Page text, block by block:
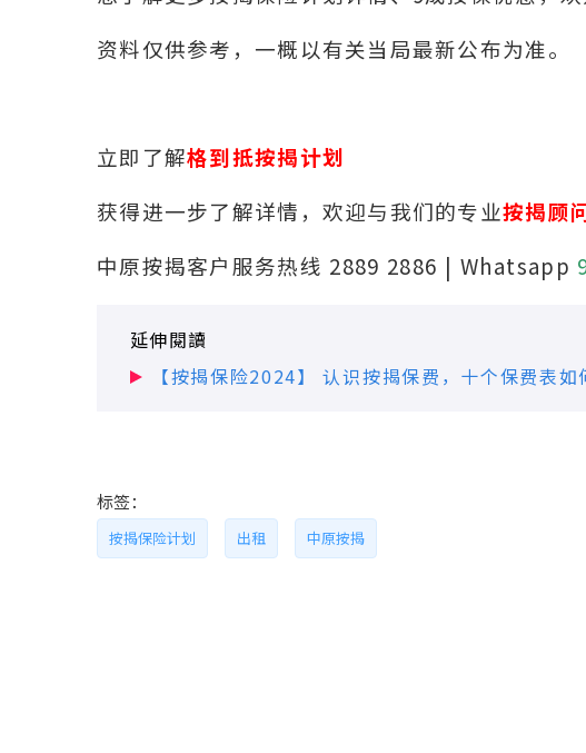
资料仅供参考，一概以有关当局最新公布为准。
立即了解格到抵按揭计划
获得进一步了解详情，欢迎与我们的专业按揭顾
中原按揭客户服务热线 2889 2886 | Whatsapp
延伸閱讀
【按揭保险2024】 认识按揭保费，十个保费表
标签：
按揭保险计划 出租 中原按揭